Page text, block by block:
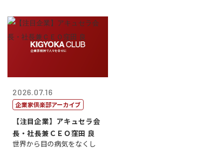
2026.07.16
企業家倶楽部アーカイブ
【注目企業】アキュセラ会
長・社長兼ＣＥＯ窪田 良
世界から目の病気をなくし